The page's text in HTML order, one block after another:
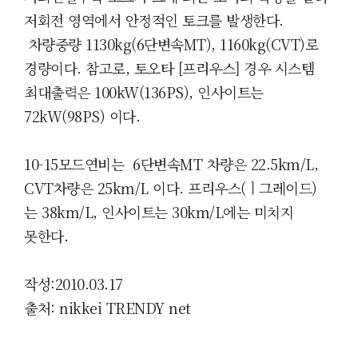
저회전 영역에서 안정적인 토크를 발생한다.
차량중량 1130kg(6단변속MT), 1160kg(CVT)로
경량이다. 참고로, 토오타 [프리우스] 경우 시스템
최대출력은 100kW(136PS), 인사이트는
72kW(98PS) 이다.
10-15모드연비는 6단변속MT 차량은 22.5km/L,
CVT차량은 25km/L 이다. 프리우스(ㅣ그레이드)
는 38km/L, 인사이트는 30km/L에는 미치지
못한다.
작성:2010.03.17
출처: nikkei TRENDY net